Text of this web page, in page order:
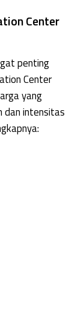
Center
penting
Center
yang
dan intensitas